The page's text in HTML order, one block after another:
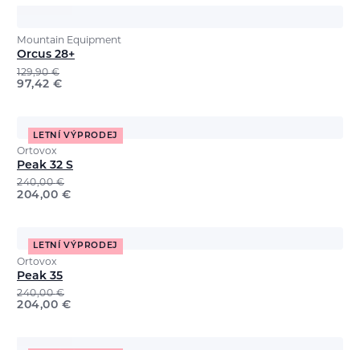
Mountain Equipment
Orcus 28+
129,90€
97,42 €
LETNÍ VÝPRODEJ
Ortovox
Peak 32 S
240,00€
204,00 €
LETNÍ VÝPRODEJ
Ortovox
Peak 35
240,00€
204,00 €